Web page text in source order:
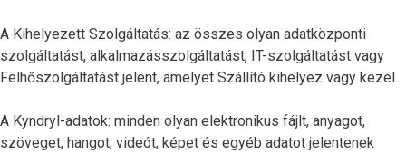
A Kihelyezett Szolgáltatás: az összes olyan adatközponti
szolgáltatást, alkalmazásszolgáltatást, IT-szolgáltatást vagy
Felhőszolgáltatást jelent, amelyet Szállító kihelyez vagy kezel.
A Kyndryl-adatok: minden olyan elektronikus fájlt, anyagot,
szöveget, hangot, videót, képet és egyéb adatot jelentenek